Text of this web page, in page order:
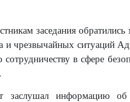
заседания
и чрезвычайных ситуаций
сотрудничеству в сфере
заслушал информацию